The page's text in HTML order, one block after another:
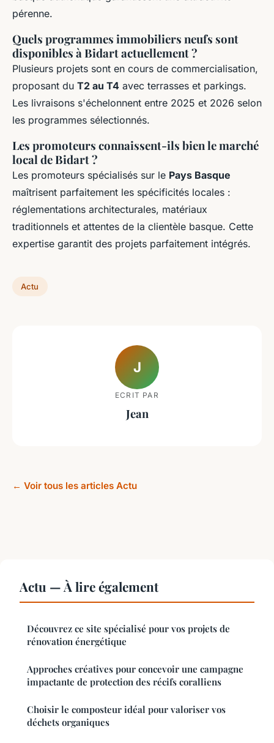
pérenne.
Quels programmes immobiliers neufs sont
disponibles à Bidart actuellement ?
Plusieurs projets sont en cours de commercialisation,
proposant du T2 au T4 avec terrasses et parkings.
Les livraisons s'échelonnent entre 2025 et 2026 selon
les programmes sélectionnés.
Les promoteurs connaissent-ils bien le marché
local de Bidart ?
Les promoteurs spécialisés sur le Pays Basque
maîtrisent parfaitement les spécificités locales :
réglementations architecturales, matériaux
traditionnels et attentes de la clientèle basque. Cette
expertise garantit des projets parfaitement intégrés.
Actu
J
ECRIT PAR
Jean
← Voir tous les articles Actu
Actu — À lire également
Découvrez ce site spécialisé pour vos projets de
rénovation énergétique
Approches créatives pour concevoir une campagne
impactante de protection des récifs coralliens
Choisir le composteur idéal pour valoriser vos
déchets organiques